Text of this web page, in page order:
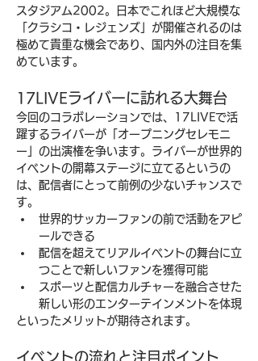
スタジアム2002。日本でこれほど大規模な
「クラシコ・レジェンズ」が開催されるのは
極めて貴重な機会であり、国内外の注目を集
めています。
17LIVEライバーに訪れる大舞台
今回のコラボレーションでは、17LIVEで活
躍するライバーが「オープニングセレモニ
ー」の出演権を争います。ライバーが世界的
イベントの開幕ステージに立てるというの
は、配信者にとって前例の少ないチャンスで
す。
世界的サッカーファンの前で活動をアピ
ールできる
配信を超えてリアルイベントの舞台に立
つことで新しいファンを獲得可能
スポーツと配信カルチャーを融合させた
新しい形のエンターテインメントを体現
といったメリットが期待されます。
イベントの流れと注目ポイント